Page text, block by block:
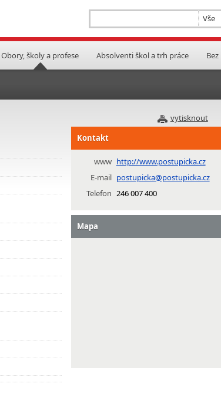
Obory, školy a profese Absolventi škol a trh práce
vytisknout
Kontakt
www http://www.postupicka.cz
E-mail postupicka@postupicka.cz
Telefon 246 007 400
Mapa